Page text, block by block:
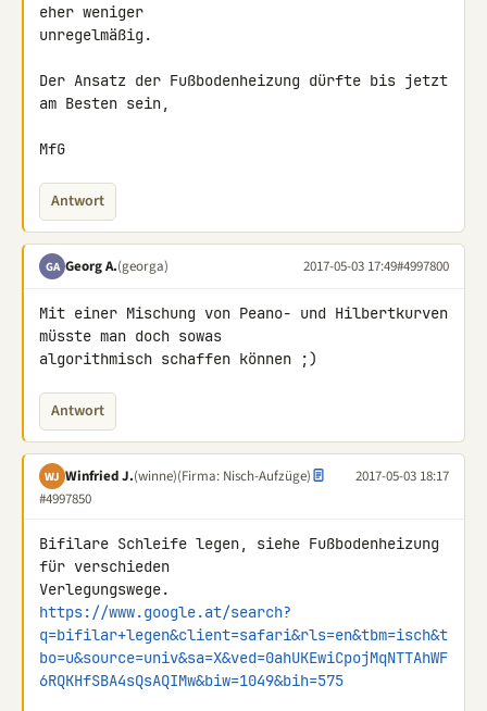
eher weniger
unregelmäßig.
Der Ansatz der Fußbodenheizung dürfte bis jetzt
am Besten sein,
MfG
Antwort
GA Georg A.(georga) 2017-05-03 17:49#4997800
Mit einer Mischung von Peano- und Hilbertkurven
müsste man doch sowas
algorithmisch schaffen können ;)
Antwort
WJ Winfried J.(winne)(Firma: Nisch-Aufzüge)
2017-05-03 18:17
#4997850
Bifilare Schleife legen, siehe Fußbodenheizung
für verschieden
https://www.google.at/search?
q=bifilar+legen&client=safari&rls=en&tbm=isch&t
bo=u&source=univ&sa=X&ved=0ahUKEwiCpojMqNTTAhWF
6RQKHfSBA4sQsAQIMw&biw=1049&bih=575